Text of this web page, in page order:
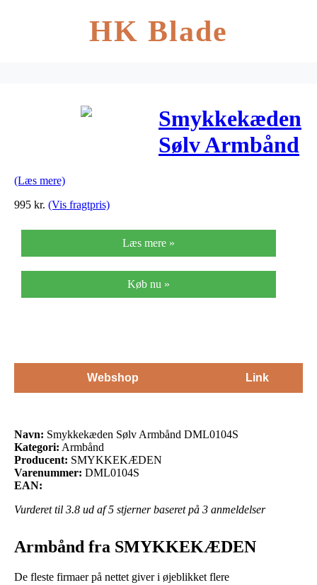
HK Blade
Smykkekæden
Sølv Armbånd
(Læs mere)
995 kr. (Vis fragtpris)
Læs mere »
Køb nu »
Webshop Link
Navn: Smykkekæden Sølv Armbånd DML0104S
Kategori: Armbånd
Producent: SMYKKEKÆDEN
Varenummer: DML0104S
EAN:
Vurderet til 3.8 ud af 5 stjerner baseret på 3 anmeldelser
Armbånd fra SMYKKEKÆDEN
De fleste firmaer på nettet giver i øjeblikket flere